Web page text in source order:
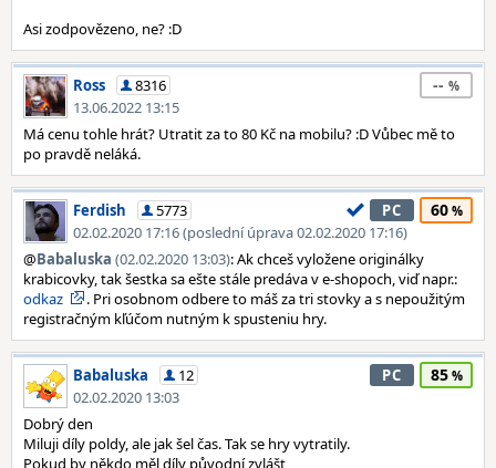
Asi zodpovězeno, ne? :D
Ross
8316
13.06.2022 13:15
--
Má cenu tohle hrát? Utratit za to 80 Kč na mobilu? :D Vůbec mě to
po pravdě neláká.
Ferdish
5773
02.02.2020 17:16 (poslední úprava 02.02.2020 17:16)
PC 60
@Babaluska (02.02.2020 13:03): Ak chceš vyložene originálky
krabicovky, tak šestka sa ešte stále predáva v e-shopoch, viď napr.:
odkaz
. Pri osobnom odbere to máš za tri stovky a s nepoužitým
registračným kľúčom nutným k spusteniu hry.
Babaluska
12
02.02.2020 13:03
PC 85
Dobrý den
Miluji díly poldy, ale jak šel čas. Tak se hry vytratily.
Pokud by někdo měl díly původní zvlášt